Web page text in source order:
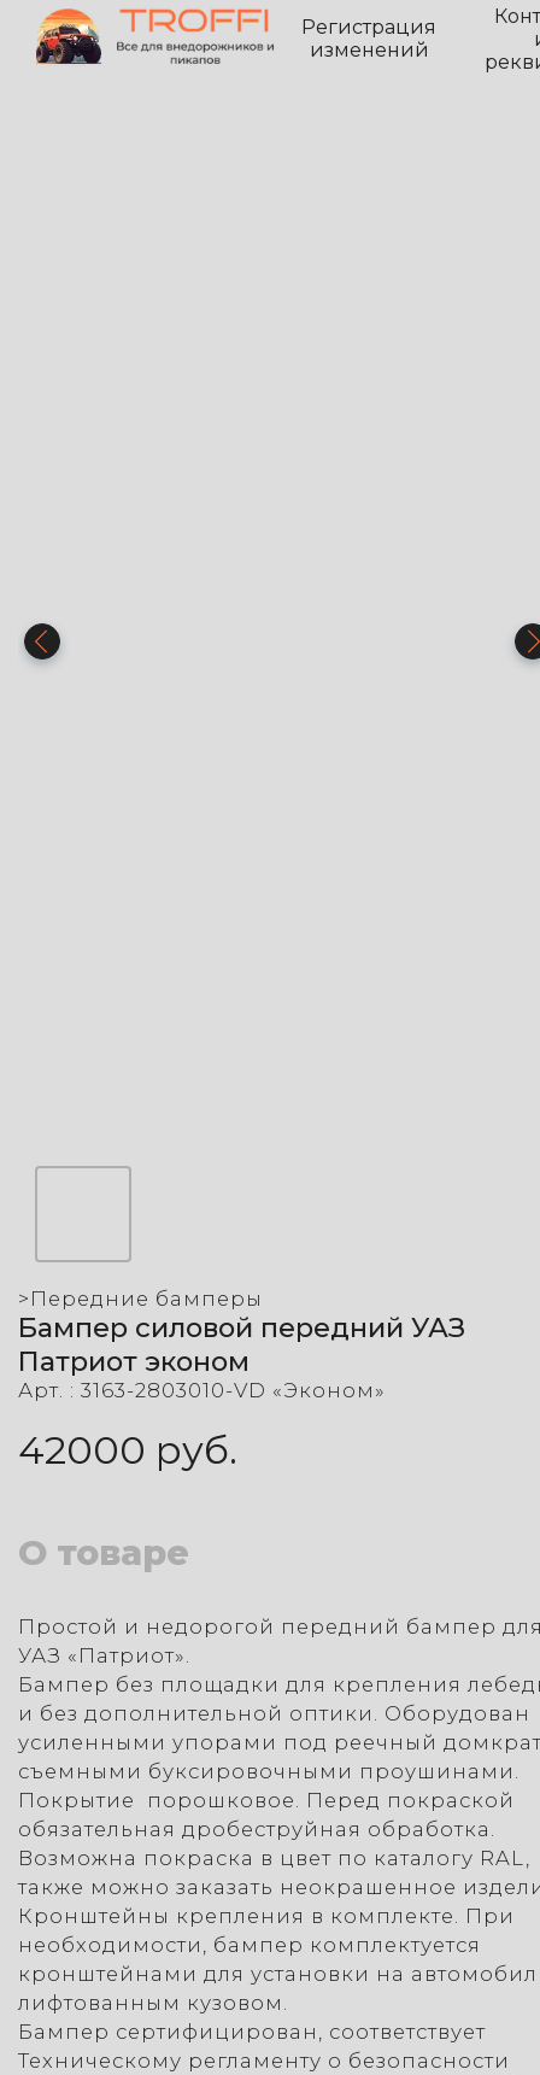
Регистрация
изменений
> Передние бамперы
Бампер силовой передний УАЗ
Патриот эконом
Арт. : 3163-2803010-VD «Эконом»
42000 руб.
О товаре
Простой и недорогой передний бампер
УАЗ «Патриот».
Бампер без площадки для крепления
и без дополнительной оптики. Оборудован
усиленными упорами под реечный
съемными буксировочными проушинами.
Покрытие порошковое. Перед покраской
обязательная дробеструйная обработка.
Возможна покраска в цвет по каталогу RAL,
также можно заказать неокрашенное
Кронштейны крепления в комплекте. При
необходимости, бампер комплектуется
кронштейнами для установки на
лифтованным кузовом.
Бампер сертифицирован, соответствует
Техническому регламенту о безопасности